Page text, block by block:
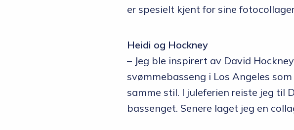
Kurs og
er spesielt kjent for sine
Heidi og Hockney
– Jeg ble inspirert av David
svømmebasseng i Los Angeles
samme stil. I juleferien reiste jeg til
bassenget. Senere laget jeg en